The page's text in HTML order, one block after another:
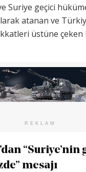
Suriye geçici
atanan ve
üstüne çeken
REKLAM
“Suriye’nin
mesajı